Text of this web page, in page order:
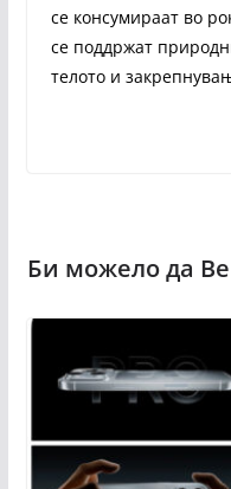
се консумираат во
се поддржат
телото и